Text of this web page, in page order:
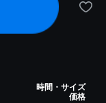
時間・サイズ
価格